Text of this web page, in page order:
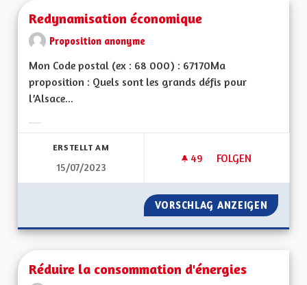
Redynamisation économique
Proposition anonyme
Mon Code postal (ex : 68 000) : 67170Ma
proposition : Quels sont les grands défis pour
l’Alsace...
ERSTELLT AM
15/07/2023
49 49 FOLLOWER
FOLGEN
REDYNAMISATION
VORSCHLAG ANZEIGEN
Réduire la consommation d'énergies